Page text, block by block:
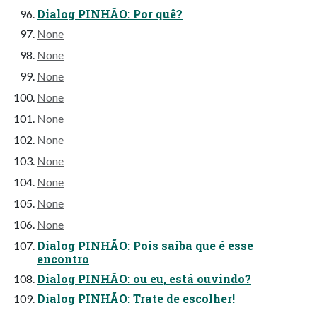
Dialog PINHÃO: Por quê?
None
None
None
None
None
None
None
None
None
None
Dialog PINHÃO: Pois saiba que é esse
encontro
Dialog PINHÃO: ou eu, está ouvindo?
Dialog PINHÃO: Trate de escolher!